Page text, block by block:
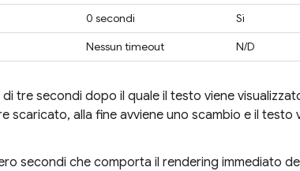
0 secondi Sì
Nessun timeout N/D
tre secondi dopo il quale il testo viene
scaricato, alla fine avviene uno scambio e il testo
secondi che comporta il rendering immediato